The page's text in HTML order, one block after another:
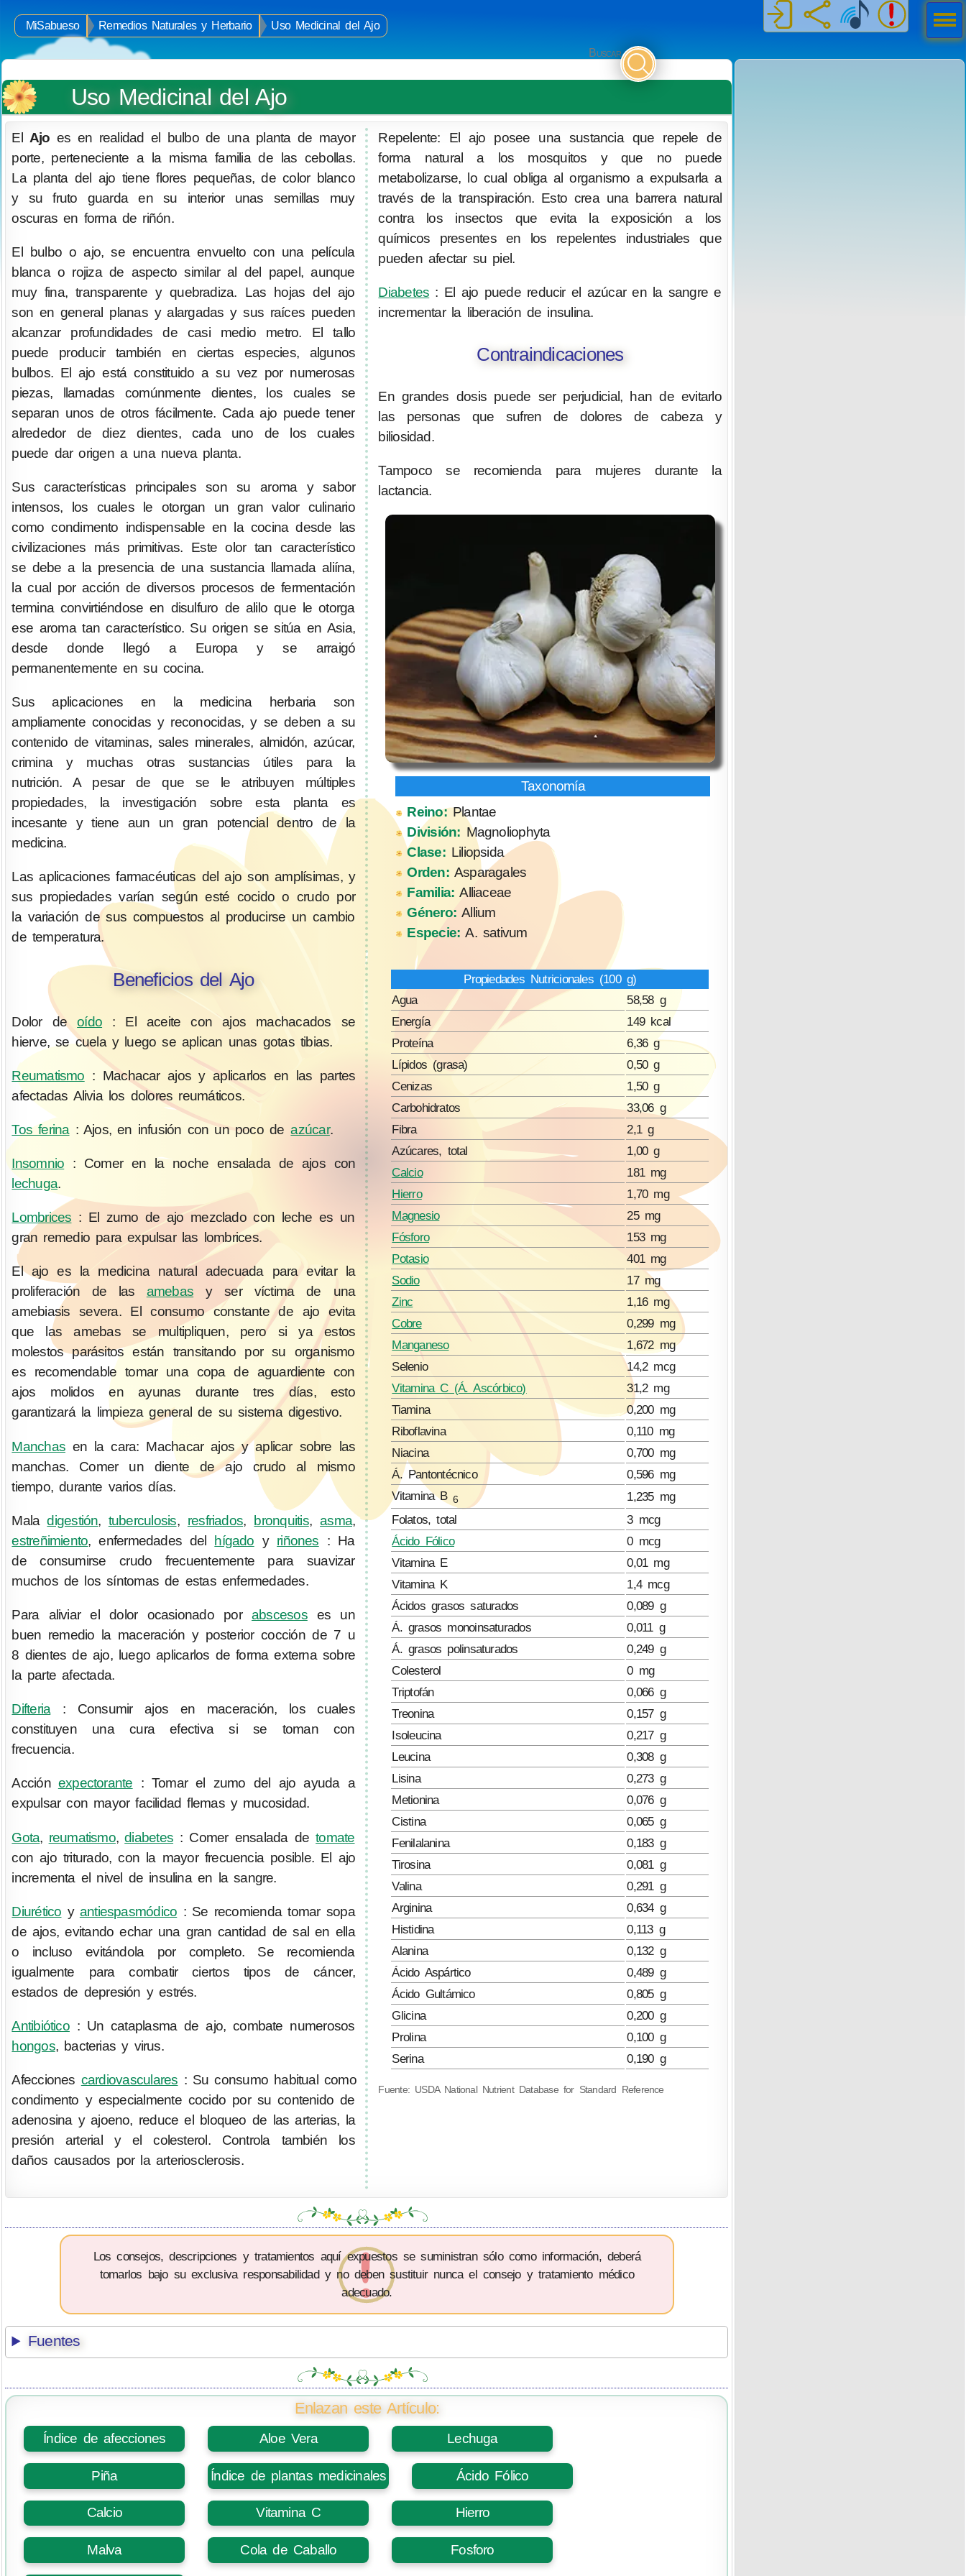
MiSabueso Remedios Naturales y Herbario Uso Medicinal del Ajo
Uso Medicinal del Ajo
Buscar
El Ajo es en realidad el bulbo de una planta de mayor
porte, perteneciente a la misma familia de las cebollas.
La planta del ajo tiene flores pequeñas, de color blanco
y su fruto guarda en su interior unas semillas muy
oscuras en forma de riñón.
El bulbo o ajo, se encuentra envuelto con una película
blanca o rojiza de aspecto similar al del papel, aunque
muy fina, transparente y quebradiza. Las hojas del ajo
son en general planas y alargadas y sus raíces pueden
alcanzar profundidades de casi medio metro. El tallo
puede producir también en ciertas especies, algunos
bulbos. El ajo está constituido a su vez por numerosas
piezas, llamadas comúnmente dientes, los cuales se
separan unos de otros fácilmente. Cada ajo puede tener
alrededor de diez dientes, cada uno de los cuales
puede dar origen a una nueva planta.
Sus características principales son su aroma y sabor
intensos, los cuales le otorgan un gran valor culinario
como condimento indispensable en la cocina desde las
civilizaciones más primitivas. Este olor tan característico
se debe a la presencia de una sustancia llamada aliína,
la cual por acción de diversos procesos de fermentación
termina convirtiéndose en disulfuro de alilo que le otorga
ese aroma tan característico. Su origen se sitúa en Asia,
desde donde llegó a Europa y se arraigó
permanentemente en su cocina.
Sus aplicaciones en la medicina herbaria son
ampliamente conocidas y reconocidas, y se deben a su
contenido de vitaminas, sales minerales, almidón, azúcar,
crimina y muchas otras sustancias útiles para la
nutrición. A pesar de que se le atribuyen múltiples
propiedades, la investigación sobre esta planta es
incesante y tiene aun un gran potencial dentro de la
medicina.
Las aplicaciones farmacéuticas del ajo son amplísimas, y
sus propiedades varían según esté cocido o crudo por
la variación de sus compuestos al producirse un cambio
de temperatura.
Beneficios del Ajo
Dolor deoído
: El aceite con ajos machacados se
hierve, se cuela y luego se aplican unas gotas tibias.
Reumatismo : Machacar ajos y aplicarlos en las partes
afectadas Alivia los dolores reumáticos.
Tos ferina : Ajos, en infusión con un poco deazúcar.
Insomnio
: Comer en la noche ensalada de ajos con
lechuga.
Lombrices : El zumo de ajo mezclado con leche es un
gran remedio para expulsar las lombrices.
El ajo es la medicina natural adecuada para evitar la
proliferación de las amebas
y ser víctima de una
amebiasis severa. El consumo constante de ajo evita
que las amebas se multipliquen, pero si ya estos
molestos parásitos están transitando por su organismo
es recomendable tomar una copa de aguardiente con
ajos molidos en ayunas durante tres días, esto
garantizará la limpieza general de su sistema digestivo.
Manchas en la cara: Machacar ajos y aplicar sobre las
manchas. Comer un diente de ajo crudo al mismo
tiempo, durante varios días.
Maladigestión, tuberculosis, resfriados, bronquitis,asma,
estreñimiento, enfermedades del hígado y riñones
: Ha
de consumirse crudo frecuentemente para suavizar
muchos de los síntomas de estas enfermedades.
Para aliviar el dolor ocasionado por abscesos
es un
buen remedio la maceración y posterior cocción de 7 u
8 dientes de ajo, luego aplicarlos de forma externa sobre
la parte afectada.
Difteria
: Consumir ajos en maceración, los cuales
constituyen una cura efectiva si se toman con
frecuencia.
Acción expectorante
: Tomar el zumo del ajo ayuda a
expulsar con mayor facilidad flemas y mucosidad.
Gota, reumatismo,diabetes : Comer ensalada detomate
con ajo triturado, con la mayor frecuencia posible. El ajo
incrementa el nivel de insulina en la sangre.
Diurético y antiespasmódico : Se recomienda tomar sopa
de ajos, evitando echar una gran cantidad de sal en ella
o incluso evitándola por completo. Se recomienda
igualmente para combatir ciertos tipos de cáncer,
estados de depresión y estrés.
Antibiótico : Un cataplasma de ajo, combate numerosos
hongos, bacterias y virus.
Afecciones cardiovasculares : Su consumo habitual como
condimento y especialmente cocido por su contenido de
adenosina y ajoeno, reduce el bloqueo de las arterias, la
presión arterial y el colesterol. Controla también los
daños causados por la arteriosclerosis.
Repelente: El ajo posee una sustancia que repele de
forma natural a los mosquitos y que no puede
metabolizarse, lo cual obliga al organismo a expulsarla a
través de la transpiración. Esto crea una barrera natural
contra los insectos que evita la exposición a los
químicos presentes en los repelentes industriales que
pueden afectar su piel.
Diabetes : El ajo puede reducir el azúcar en la sangre e
incrementar la liberación de insulina.
Contraindicaciones
En grandes dosis puede ser perjudicial, han de evitarlo
las personas que sufren de dolores de cabeza y
biliosidad.
Tampoco se recomienda para mujeres durante la
lactancia.
Reino:Plantae
División: Magnoliophyta
Clase: Liliopsida
Orden: Asparagales
Familia: Alliaceae
Género: Allium
Especie: A. sativum
Propiedades Nutricionales (100 g)
Agua
58,58 g
Energía
149 kcal
Proteína
6,36 g
Lípidos (grasa)
0,50 g
Cenizas
1,50 g
Carbohidratos
33,06 g
Fibra
2,1 g
Azúcares, total
1,00 g
Calcio
181 mg
Hierro
1,70 mg
Magnesio
25 mg
Fósforo
153 mg
Potasio
401 mg
Sodio
17 mg
Zinc
1,16 mg
Cobre
0,299 mg
Manganeso
1,672 mg
Selenio
14,2 mcg
Vitamina C (Á. Ascórbico)
31,2 mg
Tiamina
0,200 mg
Riboflavina
0,110 mg
Niacina
0,700 mg
Á. Pantontécnico
0,596 mg
Vitamina B 6
1,235 mg
Folatos, total
3 mcg
Ácido Fólico
0 mcg
Vitamina E
0,01 mg
Vitamina K
1,4 mcg
Ácidos grasos saturados
0,089 g
Á. grasos monoinsaturados
0,011 g
Á. grasos polinsaturados
0,249 g
Colesterol
0 mg
Triptofán
0,066 g
Treonina
0,157 g
Isoleucina
0,217 g
Leucina
0,308 g
Lisina
0,273 g
Metionina
0,076 g
Cistina
0,065 g
Fenilalanina
0,183 g
Tirosina
0,081 g
Valina
0,291 g
Arginina
0,634 g
Histidina
0,113 g
Alanina
0,132 g
Ácido Aspártico
0,489 g
Ácido Gultámico
0,805 g
Glicina
0,200 g
Prolina
0,100 g
Serina
0,190 g
Fuente: USDA National Nutrient Database for Standard Reference
Los consejos, descripciones y tratamientos aquí expuestos se suministran sólo como información, deberá
tomarlos bajo su exclusiva responsabilidad y no deben sustituir nunca el consejo y tratamiento médico
adecuado.
Fuentes
Enlazan este Artículo:
Índice de afecciones Aloe Vera Lechuga
Piña Índice de plantas medicinales Ácido Fólico
Calcio Vitamina C Hierro
Malva Cola de Caballo Fosforo
Men
ú